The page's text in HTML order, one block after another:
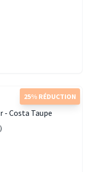
25% RÉDUCTION
- Costa Taupe